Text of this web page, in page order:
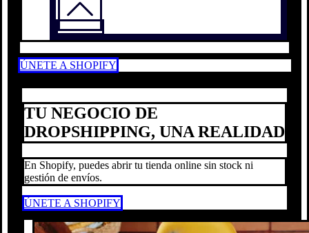
ÚNETE A SHOPIFY
TU NEGOCIO DE
DROPSHIPPING, UNA REALIDAD
En Shopify, puedes abrir tu tienda online sin stock ni
gestión de envíos.
ÚNETE A SHOPIFY